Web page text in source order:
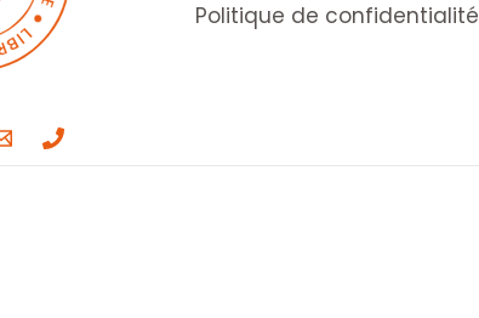
Politique de confidentialité